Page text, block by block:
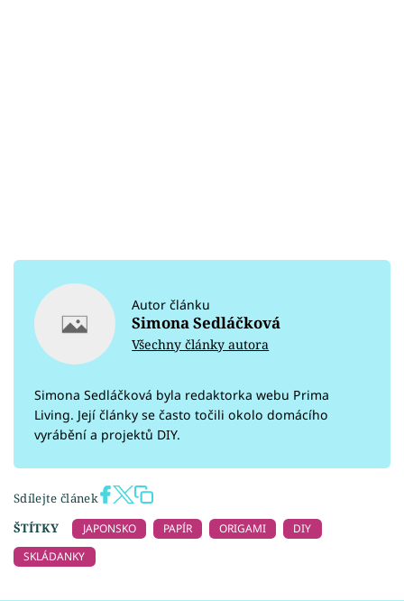
Autor článku
Simona Sedláčková
Všechny články autora
Simona Sedláčková byla redaktorka webu Prima
Living. Její články se často točili okolo domácího
vyrábění a projektů DIY.
Sdílejte článek
ŠTÍTKY
JAPONSKO PAPÍR ORIGAMI
DIY
SKLÁDANKY